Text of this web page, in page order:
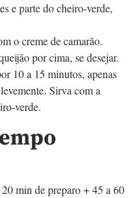
e parte do cheiro-verde,
o creme de camarão.
por cima, se desejar.
10 a 15 minutos, apenas
Sirva com a
verde.
min de preparo + 45 a 60